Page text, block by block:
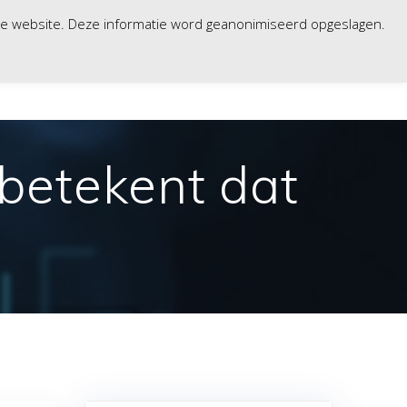
dat
Deze informatie word geanonimiseerd opgeslagen.